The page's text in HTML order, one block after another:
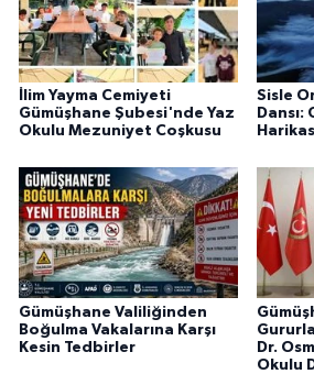
İlim Yayma Cemiyeti
Gümüşhane Şubesi'nde Yaz
Okulu Mezuniyet Coşkusu
Sisle
Dansı:
Gümüşhane Valiliğinden
Boğulma Vakalarına Karşı
Kesin Tedbirler
Dr.
Okulu